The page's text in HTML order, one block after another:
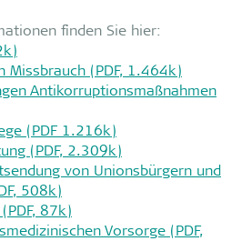
finden Sie hier:
Missbrauch (PDF, 1.464k)
Antikorruptionsmaßnahmen
(PDF 1.216k)
(PDF, 2.309k)
von Unionsbürgern und
508k)
87k)
Vorsorge (PDF,